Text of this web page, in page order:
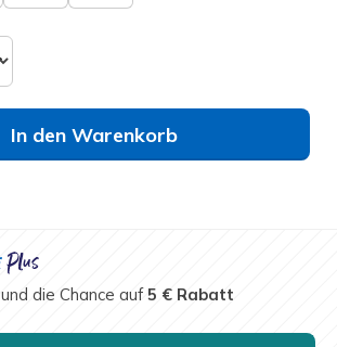
In den Warenkorb
und die Chance auf5 € Rabatt